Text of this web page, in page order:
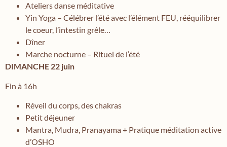
Ateliers danse méditative
Yin Yoga – Célébrer l’été avec l’élément FEU, rééquilibrer
le coeur, l’intestin grêle…
Dîner
Marche nocturne – Rituel de l’été
DIMANCHE 22 juin
Fin à 16h
Réveil du corps, des chakras
Petit déjeuner
Mantra, Mudra, Pranayama + Pratique méditation active
d’OSHO